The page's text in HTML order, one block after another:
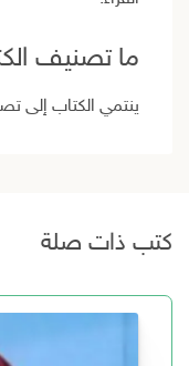
ما تصنيف
ينتمي الكتاب إلى
كتب ذات صلة